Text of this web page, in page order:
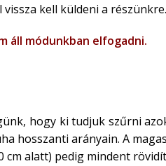
kell küldeni a részünkre.
áll módunkban elfogadni.
hogy ki tudjuk szűrni
hosszanti arányain. A
cm alatt) pedig mindent